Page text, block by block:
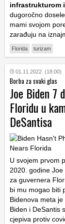
infrastrukturom
dugoročno
mami svojom
zarađuju na
Florida turizam
01.11.2022. (18:00)
Borba za svaki glas
Joe Biden 7
Floridu u
DeSantisa
U svojem prvom
2020. godine
za guvernera
bi mu mogao biti
Bidenova meta
Biden i DeSantis
cjepiva protiv